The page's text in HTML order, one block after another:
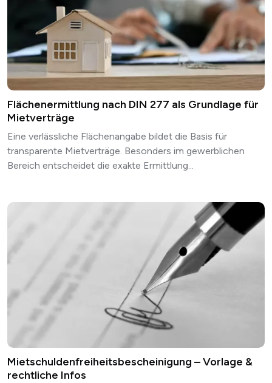
Flächenermittlung nach DIN 277 als Grundlage für
Mietverträge
Eine verlässliche Flächenangabe bildet die Basis für
transparente Mietverträge. Besonders im gewerblichen
Bereich entscheidet die exakte Ermittlung...
Mietschuldenfreiheitsbescheinigung – Vorlage &
rechtliche Infos